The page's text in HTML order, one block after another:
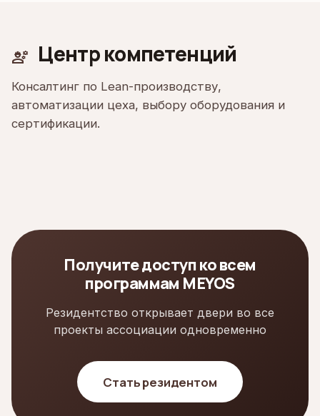
engineering Центр компетенций
Консалтинг по Lean-производству,
автоматизации цеха, выбору оборудования и
сертификации.
Получите доступ ко всем
программам MEYOS
Резидентство открывает двери во все
проекты ассоциации одновременно
Стать резидентом